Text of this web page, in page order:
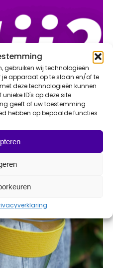
gebruiken wij technologieën
apparaat op te slaan en/of te
deze technologieën kunnen
ID's op deze site
geeft of uw toestemming
hebben op bepaalde functies
Manager